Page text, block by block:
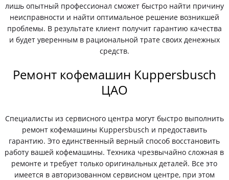
лишь опытный профессионал сможет быстро найти причину
неисправности и найти оптимальное решение возникшей
проблемы. В результате клиент получит гарантию качества
и будет уверенным в рациональной трате своих денежных
средств.
Ремонт кофемашин Kuppersbusch
ЦАО
Специалисты из сервисного центра могут быстро выполнить
ремонт кофемашины Kuppersbusch и предоставить
гарантию. Это единственный верный способ восстановить
работу вашей кофемашины. Техника чрезвычайно сложная в
ремонте и требует только оригинальных деталей. Все это
имеется в авторизованном сервисном центре, при этом